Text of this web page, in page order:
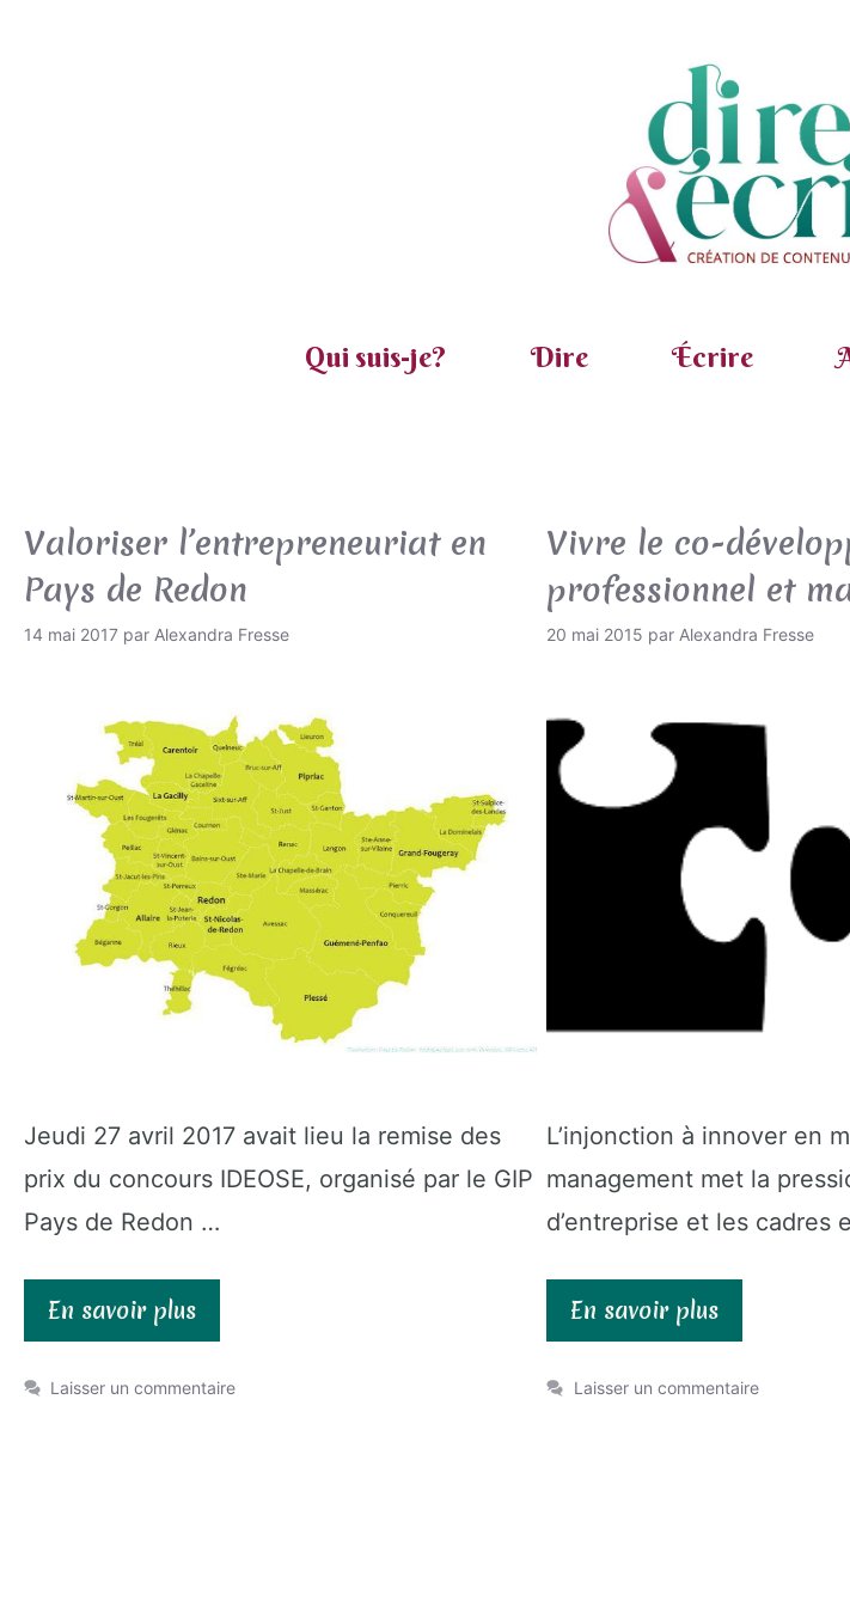
Qui suis-je? Dire Écrire
Valoriser l’entrepreneuriat en
Pays de Redon
14 mai 2017 par Alexandra Fresse
Jeudi 27 avril 2017 avait lieu la remise des
prix du concours IDEOSE, organisé par le GIP
Pays de Redon …
En savoir plus
Laisser un commentaire
Vivre le co-
professionnel et
20 mai 2015 par Alexandra Fresse
L’injonction à innover en
management met la
d’entreprise et les cadres
En savoir plus
Laisser un commentaire